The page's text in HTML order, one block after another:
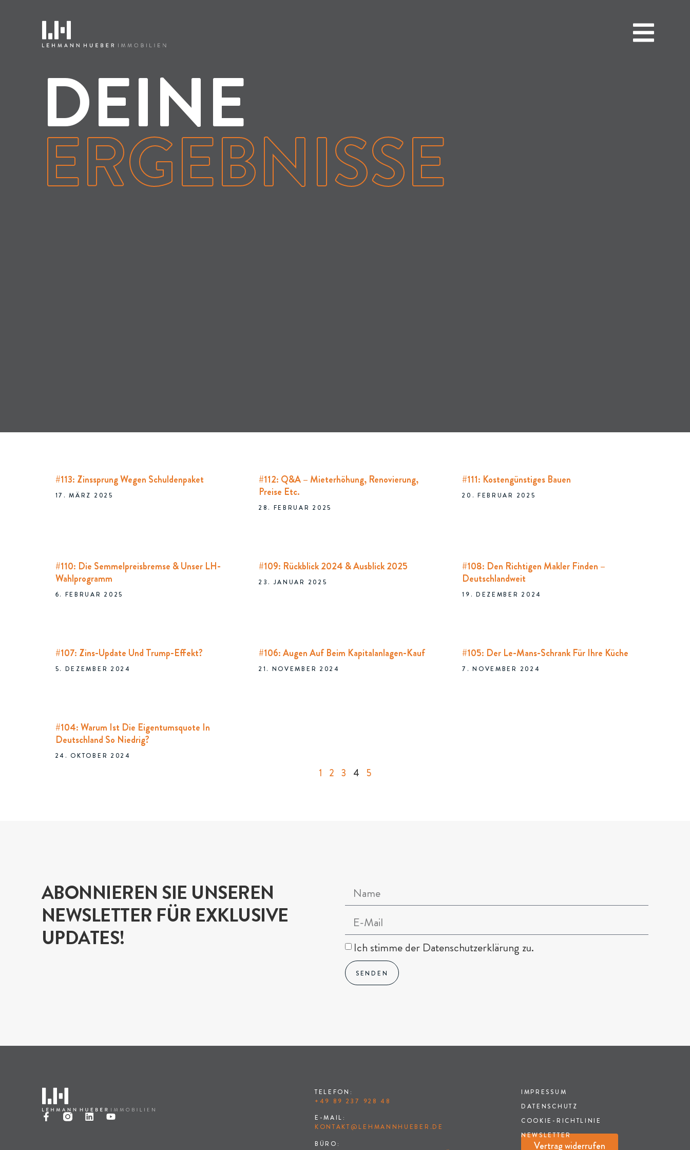
DEINE
ERGEBNISSE
#113: Zinssprung Wegen Schuldenpaket
17. MÄRZ 2025
#112: Q&A – Mieterhöhung, Renovierung,
Preise Etc.
28. FEBRUAR 2025
#111: Kostengünstiges Bauen
20. FEBRUAR 2025
#110: Die Semmelpreisbremse & Unser LH-
Wahlprogramm
6. FEBRUAR 2025
#109: Rückblick 2024 & Ausblick 2025
23. JANUAR 2025
#108: Den Richtigen Makler Finden –
Deutschlandweit
19. DEZEMBER 2024
#107: Zins-Update Und Trump-Effekt?
5. DEZEMBER 2024
#106: Augen Auf Beim Kapitalanlagen-Kauf
21. NOVEMBER 2024
#105: Der Le-Mans-Schrank Für Ihre Küche
7. NOVEMBER 2024
#104: Warum Ist Die Eigentumsquote In
Deutschland So Niedrig?
24. OKTOBER 2024
1 2 3 4 5
ABONNIEREN SIE UNSEREN
NEWSLETTER FÜR EXKLUSIVE
UPDATES!
Ich stimme der Datenschutzerklärung zu.
SENDEN
TELEFON:
+49 89 237 928 48
E-MAIL:
KONTAKT@LEHMANNHUEBER.DE
BÜRO:
IMPRESSUM
DATENSCHUTZ
COOKIE-RICHTLINIE
NEWSLETTER
Vertrag widerrufen